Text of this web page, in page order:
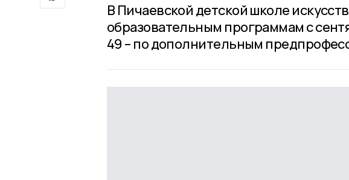
В Пичаевской детской школе
образовательным программам с
49 – по дополнительным